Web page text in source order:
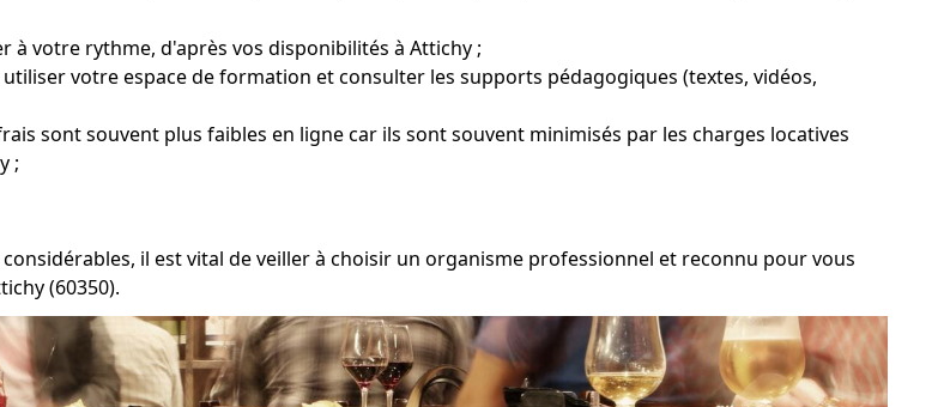
votre rythme, d'après vos disponibilités à Attichy ;
votre espace de formation et consulter les supports pédagogiques (textes, vidéos,
sont souvent plus faibles en ligne car ils sont souvent minimisés par les charges locatives
;
il est vital de veiller à choisir un organisme professionnel et reconnu pour vous
(60350).